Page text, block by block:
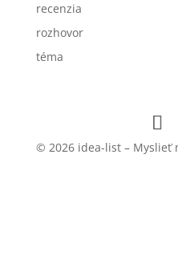
recenzia
rozhovor
téma
© 2026 idea-list – Myslieť